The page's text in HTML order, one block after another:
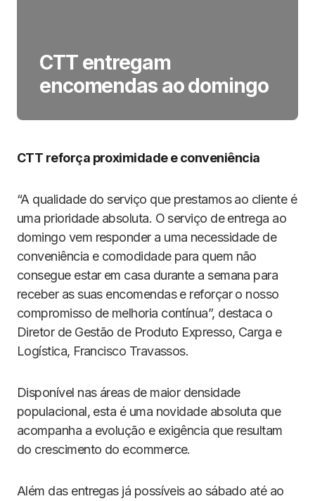
CTT entregam
encomendas ao domingo
CTT reforça proximidade e conveniência
“A qualidade do serviço que prestamos ao cliente é
uma prioridade absoluta. O serviço de entrega ao
domingo vem responder a uma necessidade de
conveniência e comodidade para quem não
consegue estar em casa durante a semana para
receber as suas encomendas e reforçar o nosso
compromisso de melhoria contínua”, destaca o
Diretor de Gestão de Produto Expresso, Carga e
Logística, Francisco Travassos.
Disponível nas áreas de maior densidade
populacional, esta é uma novidade absoluta que
acompanha a evolução e exigência que resultam
do crescimento do ecommerce.
Além das entregas já possíveis ao sábado até ao